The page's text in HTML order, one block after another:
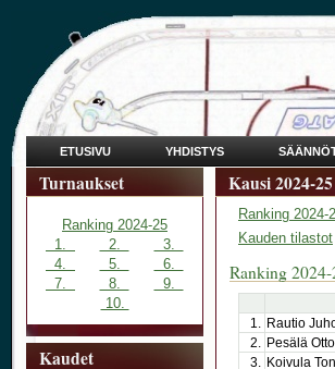
ETUSIVU YHDISTYS
Turnaukset
Ranking 2024-25
1.
2.
3.
4.
5.
6.
7.
8.
9.
10.
Kaudet
Kausi 2024-25
Ranking 2024-
Kauden tilastot
Ranking 2024-
1.
Rautio
2.
Pesälä Otto
3.
Koivula